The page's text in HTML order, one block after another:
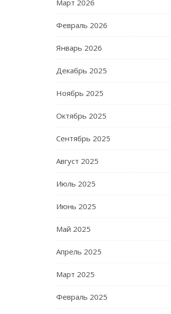
Март 2026
Февраль 2026
Январь 2026
Декабрь 2025
Ноябрь 2025
Октябрь 2025
Сентябрь 2025
Август 2025
Июль 2025
Июнь 2025
Май 2025
Апрель 2025
Март 2025
Февраль 2025